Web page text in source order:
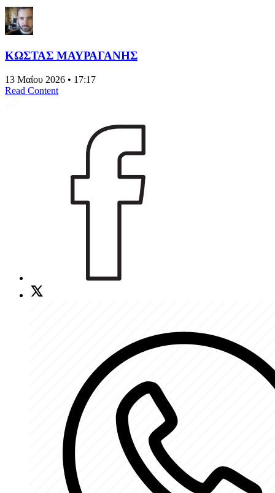
ΚΩΣΤΑΣ ΜΑΥΡΑΓΑΝΗΣ
13 Μαΐου 2026 • 17:17
Read Content